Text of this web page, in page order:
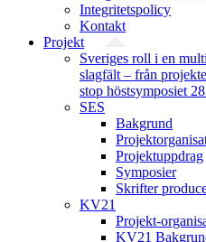
Integritetspolicy
Kontakt
Projekt
Sveriges roll i en
slagfält – från
stop höstsymposiet
SES
Bakgrund
Projektuppdrag
Symposier
Skrifter
KV21
Projekt-
KV21